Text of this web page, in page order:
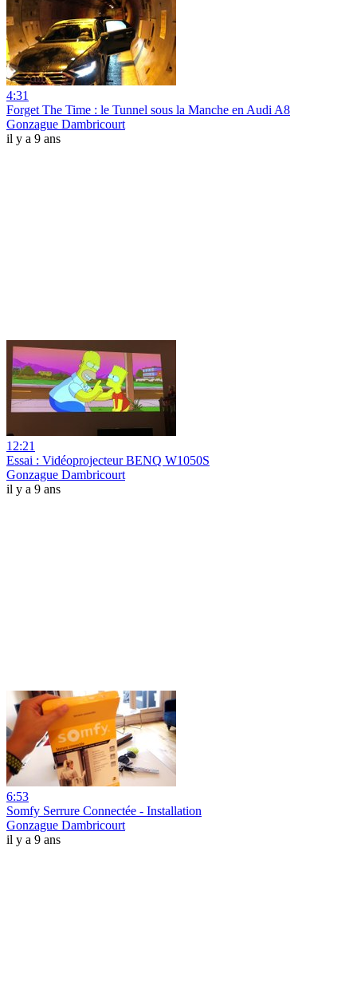
4:31
Forget The Time : le Tunnel sous la Manche en Audi A8
Gonzague Dambricourt
il y a 9 ans
12:21
Essai : Vidéoprojecteur BENQ W1050S
Gonzague Dambricourt
il y a 9 ans
6:53
Somfy Serrure Connectée - Installation
Gonzague Dambricourt
il y a 9 ans